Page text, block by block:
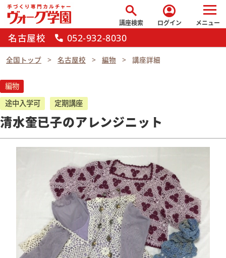
search
講座検索
account_circle
ログイン メニュー
名古屋校 call 052-932-8030
全国トップ 名古屋校 編物 講座詳細
編物
途中入学可
定期講座
清水奎已子のアレンジニット